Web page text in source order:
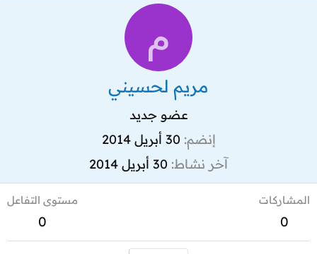
م
مريم لحسيني
عضو جديد
إنضم 30 أبريل 2014
آخر نشاط 30 أبريل 2014
المشاركات
0
مستوى التفاعل
0